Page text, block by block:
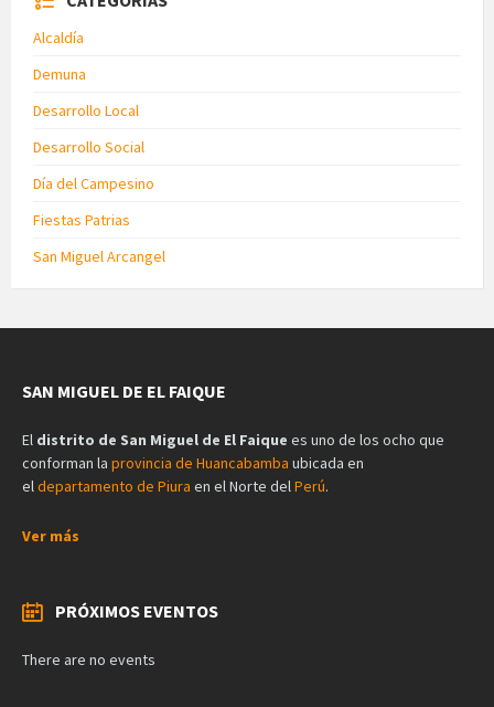
Alcaldía
Demuna
Desarrollo Local
Desarrollo Social
Día del Campesino
Fiestas Patrias
San Miguel Arcangel
SAN MIGUEL DE EL FAIQUE
El distrito de San Miguel de El Faique es uno de los ocho que
conforman la provincia de Huancabamba ubicada en
eldepartamento de Piura en el Norte delPerú.
Ver más
PRÓXIMOS EVENTOS
There are no events